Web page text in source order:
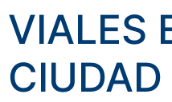
VIALES
CIUDAD